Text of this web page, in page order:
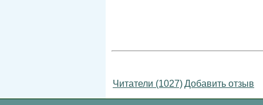
Читатели (1027)Добавить отзыв